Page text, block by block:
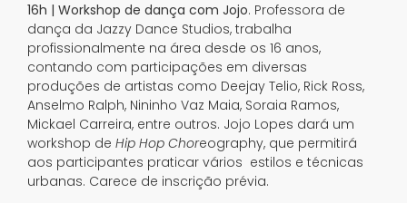
16h | Workshop de dança com Jojo. Professora de
dança da Jazzy Dance Studios, trabalha
profissionalmente na área desde os 16 anos,
contando com participações em diversas
produções de artistas como Deejay Telio, Rick Ross,
Anselmo Ralph, Nininho Vaz Maia, Soraia Ramos,
Mickael Carreira, entre outros. Jojo Lopes dará um
workshop de Hip Hop Choreography, que permitirá
aos participantes praticar vários estilos e técnicas
urbanas. Carece de inscrição prévia.